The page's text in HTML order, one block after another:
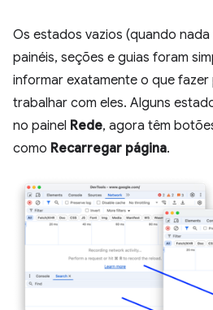
Os estados vazios (quando
painéis, seções e guias foram
informar exatamente o que
trabalhar com eles. Alguns
no painel Rede, agora têm
como Recarregar página.